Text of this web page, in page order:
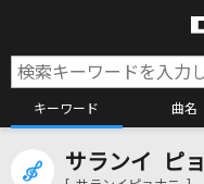
キーワード 曲名
サランイ ピ